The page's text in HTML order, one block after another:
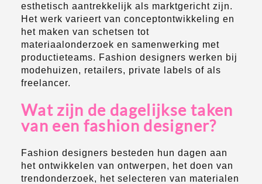
esthetisch aantrekkelijk als marktgericht zijn.
Het werk varieert van conceptontwikkeling en
het maken van schetsen tot
materiaalonderzoek en samenwerking met
productieteams. Fashion designers werken bij
modehuizen, retailers, private labels of als
freelancer.
Wat zijn de dagelijkse taken
van een fashion designer?
Fashion designers besteden hun dagen aan
het ontwikkelen van ontwerpen, het doen van
trendonderzoek, het selecteren van materialen